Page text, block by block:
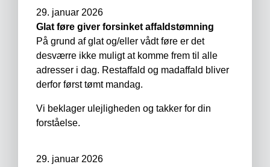
29. januar 2026
Glat føre giver forsinket affaldstømning
På grund af glat og/eller vådt føre er det
desværre ikke muligt at komme frem til alle
adresser i dag. Restaffald og madaffald bliver
derfor først tømt mandag.
Vi beklager ulejligheden og takker for din
forståelse.
29. januar 2026